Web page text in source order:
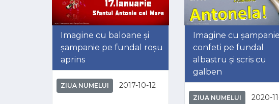
Imagine cu baloane și
șampanie pe fundal roșu
aprins
ZIUA NUMELUI 2017-10-12
Imagine cu
confeti pe fundal
albastru și scris cu
galben
ZIUA NUMELUI 2020-